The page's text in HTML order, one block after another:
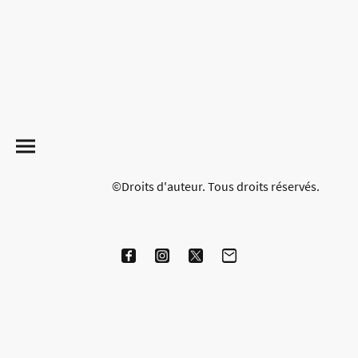
©Droits d'auteur. Tous droits réservés.